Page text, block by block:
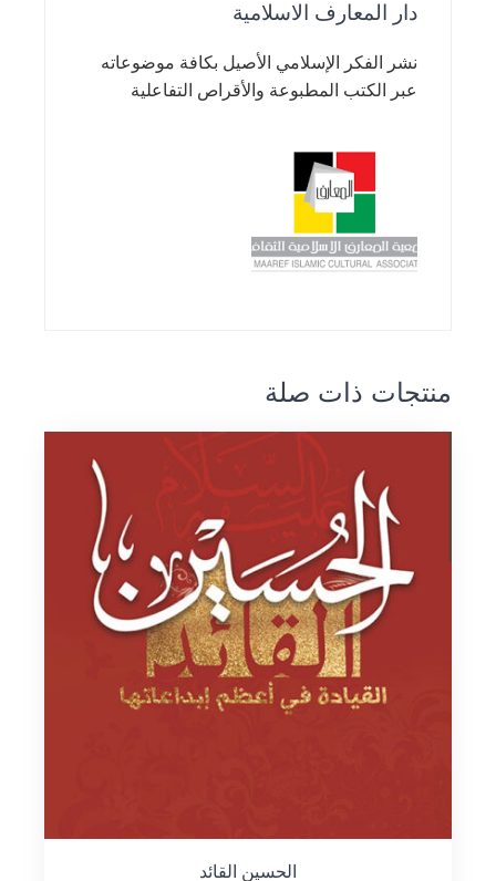
دار المعارف الاسلامية
نشر الفكر الإسلامي الأصيل بكافة موضوعاته
عبر الكتب المطبوعة والأقراص التفاعلية
منتجات ذات صلة
الحسين القائد